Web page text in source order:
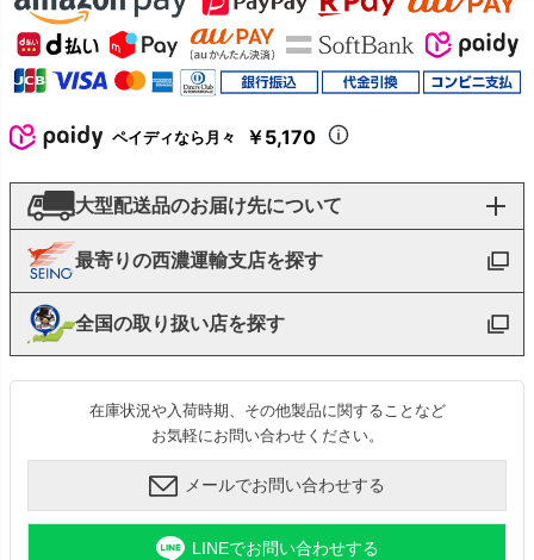
ペイディなら月々 ￥5,170
大型配送品のお届け先について
最寄りの西濃運輸支店を探す
全国の取り扱い店を探す
在庫状況や入荷時期、その他製品に関することなど
お気軽にお問い合わせください。
メールでお問い合わせする
LINEでお問い合わせする